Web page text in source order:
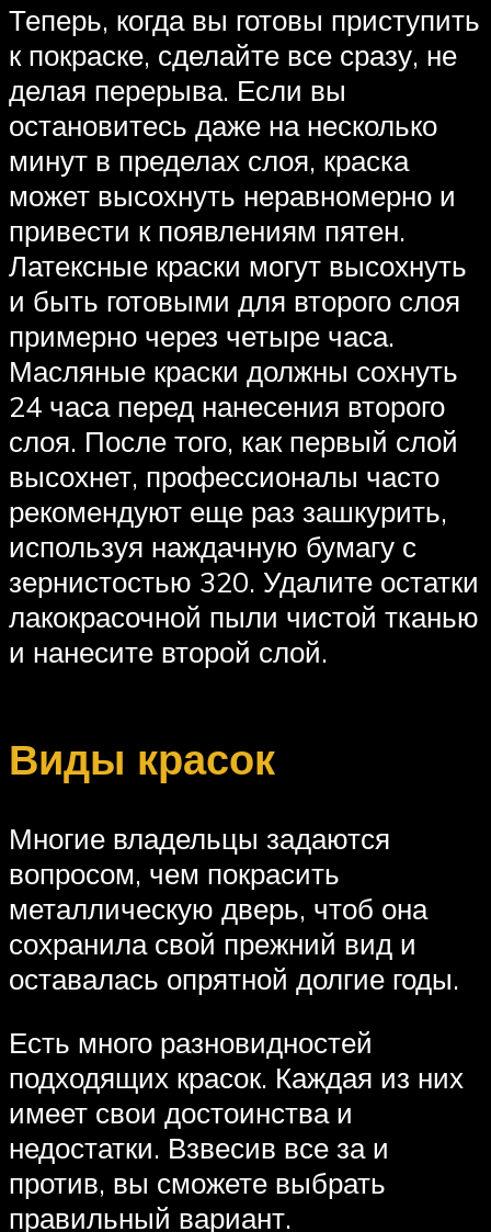
Теперь, когда вы готовы приступить
к покраске, сделайте все сразу, не
делая перерыва. Если вы
остановитесь даже на несколько
минут в пределах слоя, краска
может высохнуть неравномерно и
привести к появлениям пятен.
Латексные краски могут высохнуть
и быть готовыми для второго слоя
примерно через четыре часа.
Масляные краски должны сохнуть
24 часа перед нанесения второго
слоя. После того, как первый слой
высохнет, профессионалы часто
рекомендуют еще раз зашкурить,
используя наждачную бумагу с
зернистостью 320. Удалите остатки
лакокрасочной пыли чистой тканью
и нанесите второй слой.
Виды красок
Многие владельцы задаются
вопросом, чем покрасить
металлическую дверь, чтоб она
сохранила свой прежний вид и
оставалась опрятной долгие годы.
Есть много разновидностей
подходящих красок. Каждая из них
имеет свои достоинства и
недостатки. Взвесив все за и
против, вы сможете выбрать
правильный вариант.